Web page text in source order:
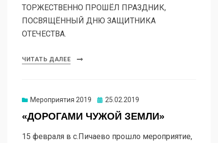
ТОРЖЕСТВЕННО ПРОШЁЛ ПРАЗДНИК,
ПОСВЯЩЁННЫЙ ДНЮ ЗАЩИТНИКА
ОТЕЧЕСТВА.
ЧИТАТЬ ДАЛЕЕ
Мероприятия 2019 25.02.2019
«ДОРОГАМИ ЧУЖОЙ ЗЕМЛИ»
15 февраля в с.Пичаево прошло мероприятие,